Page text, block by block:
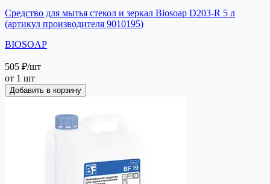
Средство для мытья стекол и зеркал Biosoap D203-R 5 л
(артикул производителя 9010195)
BIOSOAP
505 ₽/шт
от 1 шт
Добавить в корзину